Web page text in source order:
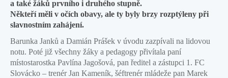
a také žáků prvního i druhého stupně.
Někteří měli v očích obavy, ale ty byly brzy rozptýleny při
slavnostním zahájení.
Barunka Janků a Damián Prášek v úvodu zazpívali na lidovou
notu. Poté již všechny žáky a pedagogy přivítala paní
místostarostka Pavlína Jagošová, pan ředitel a zástupci 1. FC
Slovácko – trenér Jan Kameník, šéftrenér mládeže pan Marek